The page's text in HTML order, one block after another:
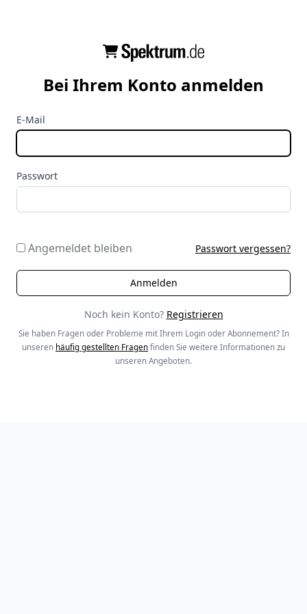
Bei Ihrem Konto anmelden
E-Mail
Passwort
Angemeldet bleiben Passwort vergessen?
Noch kein Konto? Registrieren
Sie haben Fragen oder Probleme mit Ihrem Login oder Abonnement? In
unseren häufig gestellten Fragen finden Sie weitere Informationen zu
unseren Angeboten.